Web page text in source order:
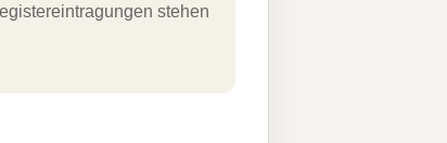
stehen